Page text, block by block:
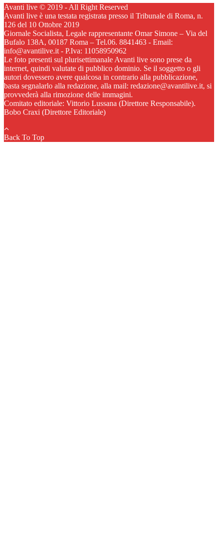
Avanti live © 2019 - All Right Reserved
Avanti live è una testata registrata presso il Tribunale di Roma, n.
126 del 10 Ottobre 2019
Giornale Socialista, Legale rappresentante Omar Simone – Via del
Bufalo 138A, 00187 Roma – Tel.06. 8841463 - Email:
info@avantilive.it - P.Iva: 11058950962
Le foto presenti sul plurisettimanale Avanti live sono prese da
internet, quindi valutate di pubblico dominio. Se il soggetto o gli
autori dovessero avere qualcosa in contrario alla pubblicazione,
basta segnalarlo alla redazione, alla mail: redazione@avantilive.it, si
provvederà alla rimozione delle immagini.
Comitato editoriale: Vittorio Lussana (Direttore Responsabile).
Bobo Craxi (Direttore Editoriale)
Back To Top